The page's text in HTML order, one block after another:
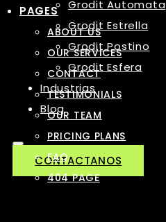
Grodit Automata
Grodit Estrella
Grodit Postino
Grodit Esfera
Industrias
Blog
CONTACTANOS
PAGES
ABOUT US
OUR SERVICES
CONTACT
TESTIMONIALS
OUR TEAM
PRICING PLANS
FAQ
404 PAGE